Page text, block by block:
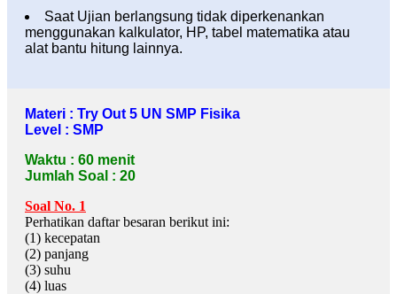
Saat Ujian berlangsung tidak diperkenankan
menggunakan kalkulator, HP, tabel matematika atau
alat bantu hitung lainnya.
Materi : Try Out 5 UN SMP Fisika
Level : SMP
Waktu : 60 menit
Jumlah Soal : 20
Soal No. 1
Perhatikan daftar besaran berikut ini:
(1) kecepatan
(2) panjang
(3) suhu
(4) luas